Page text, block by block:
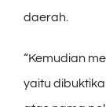
daerah.
“Kemudian
yaitu